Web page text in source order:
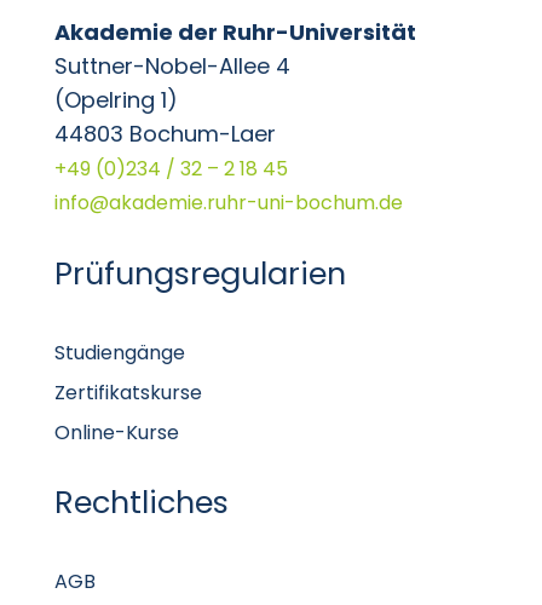
Akademie der Ruhr-Universität
Suttner-Nobel-Allee 4
(Opelring 1)
44803 Bochum-Laer
+49 (0)234 / 32 – 2 18 45
info@akademie.ruhr-uni-bochum.de
Prüfungsregularien
Studiengänge
Zertifikatskurse
Online-Kurse
Rechtliches
AGB